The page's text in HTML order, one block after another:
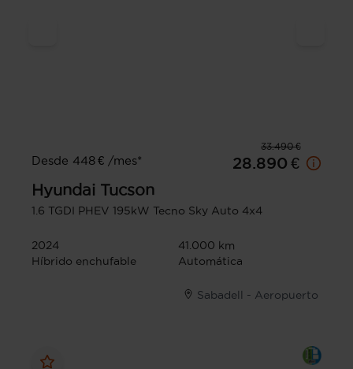
33.490 €
Desde 448 € /mes*
28.890 €
Hyundai Tucson
1.6 TGDI PHEV 195kW Tecno Sky Auto 4x4
2024
41.000 km
Híbrido enchufable
Automática
Sabadell - Aeropuerto